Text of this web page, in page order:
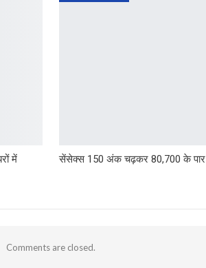
में
सेंसेक्स 150 अंक चढ़कर 80,700 के पार
Comments are closed.